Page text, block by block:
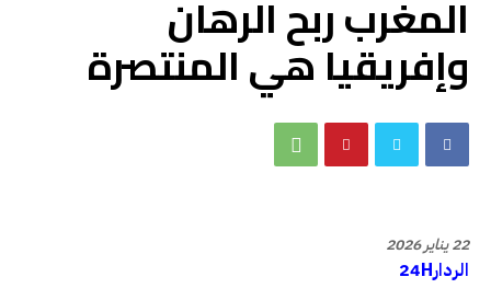
المغرب ربح الرهان
وإفريقيا هي المنتصرة
22 يناير 2026
الردار24H